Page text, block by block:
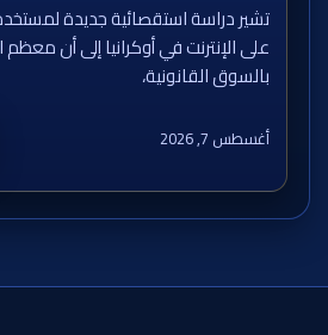
تشير دراسة استقصائية جديدة
على الإنترنت في أوكرانيا إلى أن معظم
بالسوق القانونية،
أغسطس 7, 2026